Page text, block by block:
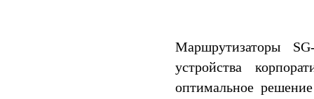
Маршрутизаторы
устройства
оптимальное